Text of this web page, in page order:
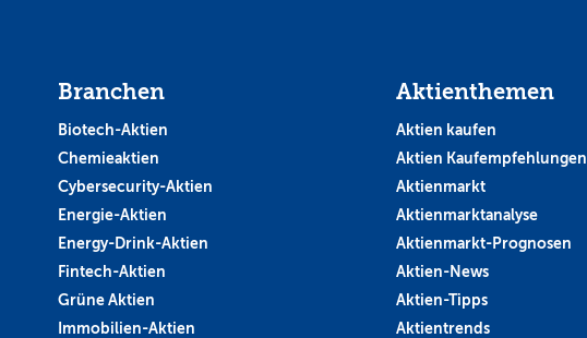
Branchen
Biotech-Aktien
Chemieaktien
Cybersecurity-Aktien
Energie-Aktien
Energy-Drink-Aktien
Fintech-Aktien
Grüne Aktien
Immobilien-Aktien
Aktienthemen
Aktien kaufen
Aktien Kaufempfehlungen
Aktienmarkt
Aktienmarktanalyse
Aktienmarkt-Prognosen
Aktien-News
Aktien-Tipps
Aktientrends